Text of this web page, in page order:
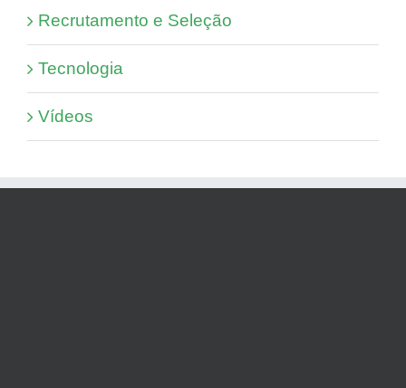
Recrutamento e Seleção
Tecnologia
Vídeos